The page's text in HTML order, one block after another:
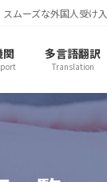
ムーズな外国人受け
多言語翻訳
Translation